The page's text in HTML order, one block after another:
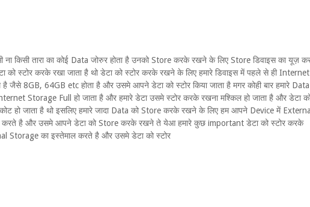
ना किसी तारा का कोई Data जोरुर होता है उनको Store करके रखने के लिए Store डिवाइस का यूज़
स्टोर करके रखा जाता है थो डेटा को स्टोर करके रखने के लिए हमारे डिवाइस में पहले से ही Internet
है जैसे 8GB, 64GB etc होता है और उसमे आपने डेटा को स्टोर किया जाता है मगर कोही बार हमारे Data
Storage Full हो जाता है और हमारे डेटा उसमे स्टोर करके रखना मश्किल हो जाता है और डेटा
हो जाता है थो इसलिए हमारे जादा Data को Store करके रखने के लिए हम आपने Device में External
करते है और उसमे आपने डेटा को Store करके रखने ते येआ हमारे कुछ important डेटा को स्टोर करके
Storage का इस्तेमाल करते है और उसमे डेटा को स्टोर